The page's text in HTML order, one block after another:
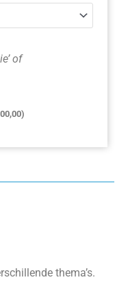
of
)
thema’s.